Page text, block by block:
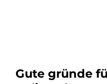
Gute gründe